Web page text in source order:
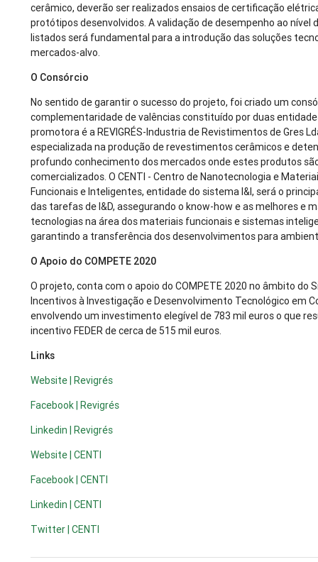
cerâmico, deverão ser realizados ensaios de certificação
protótipos desenvolvidos. A validação de desempenho ao nível
listados será fundamental para a introdução das soluções
mercados-alvo.
O Consórcio
No sentido de garantir o sucesso do projeto, foi criado um
complementaridade de valências constituído por duas
promotora é a REVIGRÉS-Industria de Revistimentos de Gres
especializada na produção de revestimentos cerâmicos e
profundo conhecimento dos mercados onde estes produtos
comercializados. O CENTI - Centro de Nanotecnologia e
Funcionais e Inteligentes, entidade do sistema I&I, será o
das tarefas de I&D, assegurando o know-how e as melhores e
tecnologias na área dos materiais funcionais e sistemas
garantindo a transferência dos desenvolvimentos para
O Apoio do COMPETE 2020
O projeto, conta com o apoio do COMPETE 2020 no âmbito do
Incentivos à Investigação e Desenvolvimento Tecnológico em
envolvendo um investimento elegível de 783 mil euros o que
incentivo FEDER de cerca de 515 mil euros.
Links
Website | Revigrés
Facebook | Revigrés
Linkedin | Revigrés
Website | CENTI
Facebook | CENTI
Linkedin | CENTI
Twitter | CENTI